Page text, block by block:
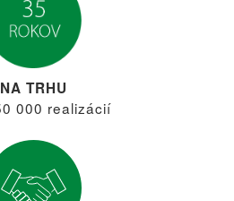
NA TRHU
000 realizácií